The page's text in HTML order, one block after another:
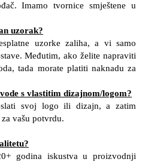
Imamo tvornice smještene u
uzorak?
uzorke zaliha, a vi samo
Međutim, ako želite napraviti
tada morate platiti naknadu za
s vlastitim dizajnom/logom?
svoj logo ili dizajn, a zatim
vašu potvrdu.
godina iskustva u proizvodnji